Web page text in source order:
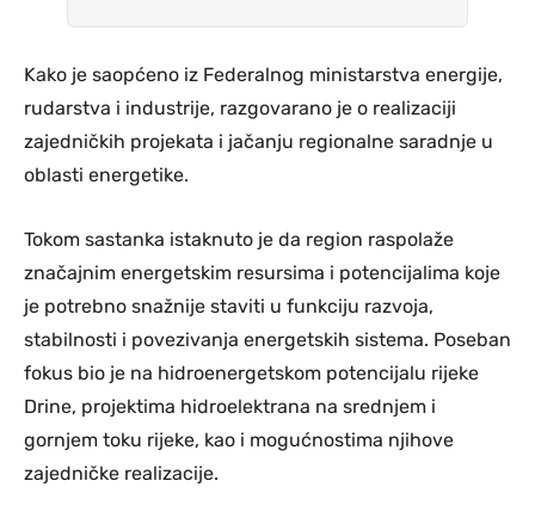
Kako je saopćeno iz Federalnog ministarstva energije,
rudarstva i industrije, razgovarano je o realizaciji
zajedničkih projekata i jačanju regionalne saradnje u
oblasti energetike.
Tokom sastanka istaknuto je da region raspolaže
značajnim energetskim resursima i potencijalima koje
je potrebno snažnije staviti u funkciju razvoja,
stabilnosti i povezivanja energetskih sistema. Poseban
fokus bio je na hidroenergetskom potencijalu rijeke
Drine, projektima hidroelektrana na srednjem i
gornjem toku rijeke, kao i mogućnostima njihove
zajedničke realizacije.